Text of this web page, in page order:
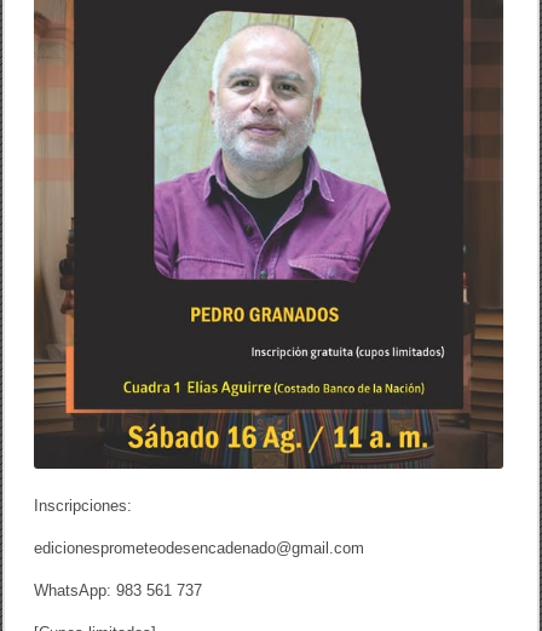
S
Í
A
E
N
F
L
C
I
2
2
Inscripciones:
edicionesprometeodesencadenado@gmail.com
WhatsApp: 983 561 737